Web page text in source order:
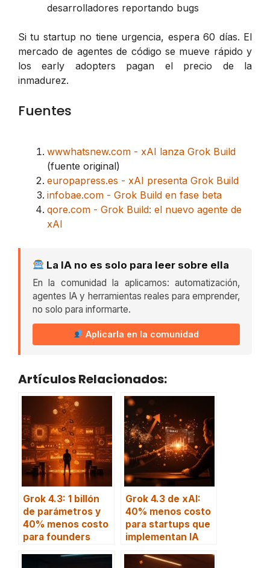
desarrolladores reportando bugs
Si tu startup no tiene urgencia, espera 60 días. El
mercado de agentes de código se mueve rápido y
los early adopters pagan el precio de la
inmadurez.
Fuentes
wwwhatsnew.com - xAI lanza Grok Build
(fuente original)
europapress.es - xAI presenta Grok Build
infobae.com - Grok Build en fase beta
qore.com - Grok Build: el nuevo agente de
xAI
La IA no es solo para leer sobre ella
En la comunidad la aplicamos: automatización,
agentes IA y herramientas reales para emprender,
no solo para informarte.
Aplicarla en la comunidad
Artículos Relacionados:
Grok 4.3: 1 billón
de parámetros y
40% menos costo
para founders
Grok 4.3 de xAI:
40% menos costo
para startups que
implementan IA